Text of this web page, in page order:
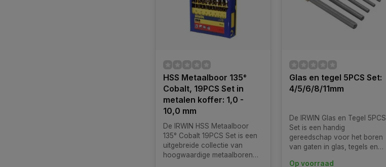
HSS Metaalboor 135°
Cobalt, 19PCS Set in
metalen koffer: 1,0 -
10,0 mm
De IRWIN HSS Metaalboor
135° Cobalt 19PCS Set is een
uitgebreide collectie van
hoogwaardige metaalboren
Glas en tegel 5PCS Set:
4/5/6/8/11mm
De IRWIN Glas en Tegel 5PCS
Set is een handig
gereedschap voor het boren
van gaten in glas, tegels en
Op voorraad